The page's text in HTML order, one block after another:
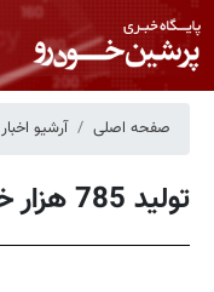
صفحه اصلی آرشیو اخبار
تولید 785 هزار خودرو در ایران خودرو